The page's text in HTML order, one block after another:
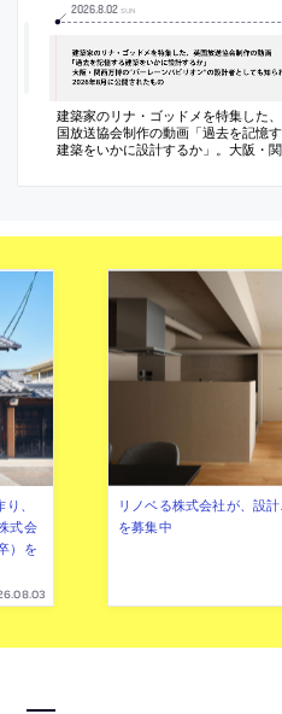
2026.8.02 SUN
建築家のリナ・ゴッドメを特集した
国放送協会制作の動画「過去を記憶
建築をいかに設計するか」。大阪・
しても知られる。2026年8月に公開さ
、
式会
）を
リノベる株式会社が、設
を募集中